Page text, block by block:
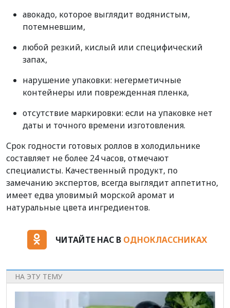
авокадо, которое выглядит водянистым,
потемневшим,
любой резкий, кислый или специфический
запах,
нарушение упаковки: негерметичные
контейнеры или поврежденная пленка,
отсутствие маркировки: если на упаковке нет
даты и точного времени изготовления.
Срок годности готовых роллов в холодильнике
составляет не более 24 часов, отмечают
специалисты. Качественный продукт, по
замечанию экспертов, всегда выглядит аппетитно,
имеет едва уловимый морской аромат и
натуральные цвета ингредиентов.
ЧИТАЙТЕ НАС В ОДНОКЛАССНИКАХ
НА ЭТУ ТЕМУ